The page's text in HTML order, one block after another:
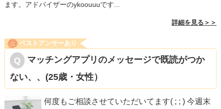
ます。アドバイザーのykoouuuです...
詳細を見る＞＞
ベストアンサーあり
マッチングアプリのメッセージで既読がつか
ない、、(25歳・女性）
何度もご相談させていただいてます( ; ; ) 今週末